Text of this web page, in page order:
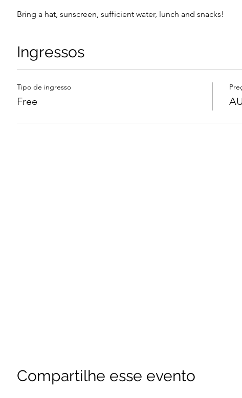
Bring a hat, sunscreen, sufficient water, lunch and snacks!
Ingressos
Tipo de ingresso
Free
Compartilhe esse evento